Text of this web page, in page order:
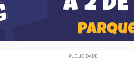
PUBLICIDADE